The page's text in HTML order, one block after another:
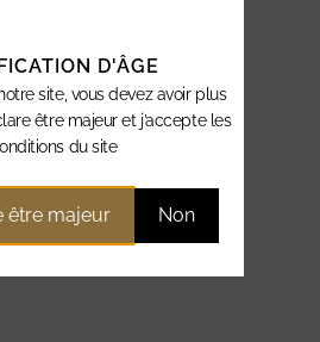
D'ÂGE
site, vous devez avoir plus
être majeur et j’accepte les
du site
être majeur Non